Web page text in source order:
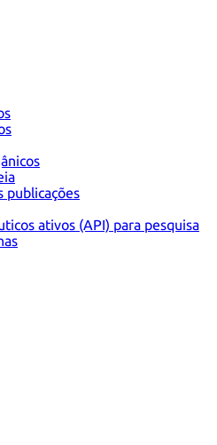
publicações
ativos (API) para pesquisa